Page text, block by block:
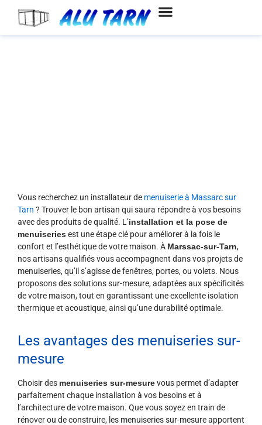
Vous recherchez un installateur de menuiserie à Massarc sur
Tarn ? Trouver le bon artisan qui saura répondre à vos besoins
avec des produits de qualité. L’installation et la pose de
menuiseriesest une étape clé pour améliorer à la fois le
confort et l’esthétique de votre maison. À Marssac-sur-Tarn,
nos artisans qualifiés vous accompagnent dans vos projets de
menuiseries, qu’il s’agisse de fenêtres, portes, ou volets. Nous
proposons des solutions sur-mesure, adaptées aux spécificités
de votre maison, tout en garantissant une excellente isolation
thermique et acoustique, ainsi qu’une durabilité optimale.
Les avantages des menuiseries sur-
mesure
Choisir des menuiseries sur-mesurevous permet d’adapter
parfaitement chaque installation à vos besoins et à
l’architecture de votre maison. Que vous soyez en train de
rénover ou de construire, les menuiseries sur-mesure apportent